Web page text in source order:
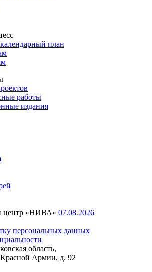
план
работы
издания
центр «НИВА» 07.08.2026
персональных данных
область,
Армии, д. 92